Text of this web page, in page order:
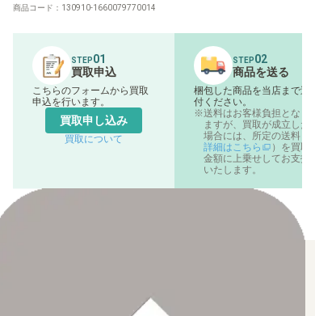
商品コード： 130910-1660079770014
STEP01
買取申込
こちらのフォームから買取
申込を行います。
買取申し込み
買取について
STEP02
商品を送る
梱包した商品を当店まで送
付ください。
送料はお客様負担となり
ますが、買取が成立した
場合には、所定の送料（
詳細はこちら
）を買取
金額に上乗せしてお支払
いたします。
各種ブランドのカードをご利用いただけます。